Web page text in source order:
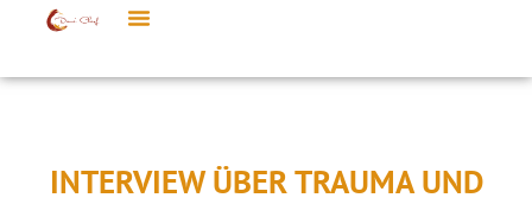
INTERVIEW ÜBER TRAUMA UND